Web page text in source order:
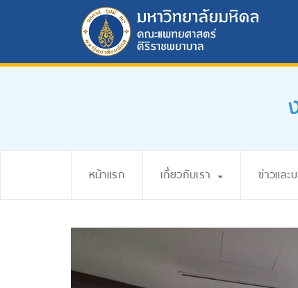
หน้าแรก เกี่ยวกับเรา ข่าวและ